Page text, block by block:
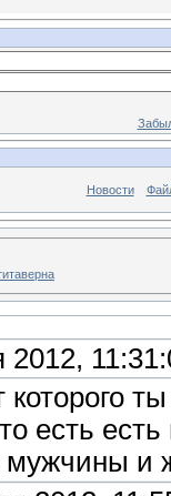
Новости
2012,
которого
есть
и